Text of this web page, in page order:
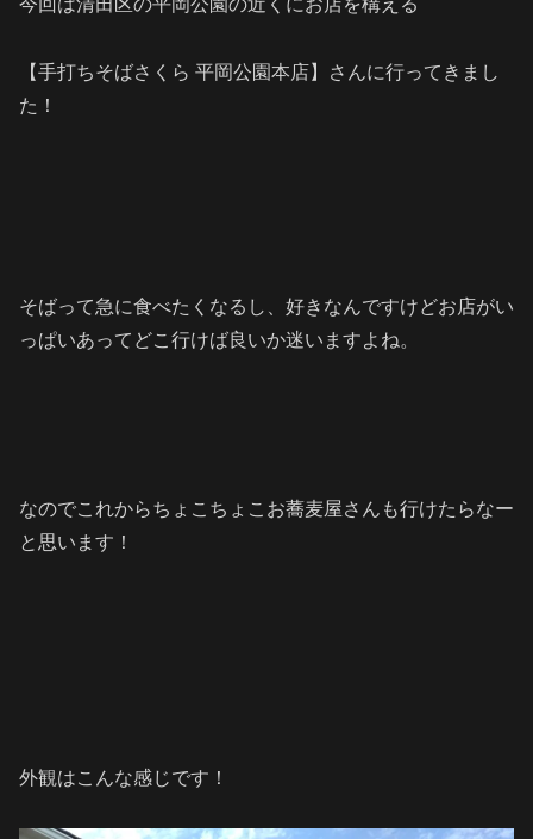
今回は清田区の平岡公園の近くにお店を構える
【手打ちそばさくら 平岡公園本店】さんに行ってきまし
た！
そばって急に食べたくなるし、好きなんですけどお店がい
っぱいあってどこ行けば良いか迷いますよね。
なのでこれからちょこちょこお蕎麦屋さんも行けたらなー
と思います！
外観はこんな感じです！